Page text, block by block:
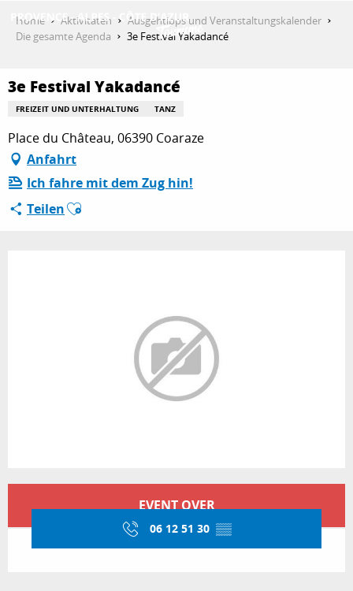
contenu
AKTIVITÄTEN
AUFENTHALT
Home Aktivitäten
Ausgehtipps und Veranstaltungskalender
Die gesamte Agenda
3e Festival Yakadancé
3e Festival Yakadancé
FREIZEIT UND UNTERHALTUNG TANZ
Place du Château, 06390 Coaraze
Anfahrt
Ich fahre mit dem Zug hin!
TeilenAjouter aux favoris
EVENT OVER
06 12 51 30 ▒▒